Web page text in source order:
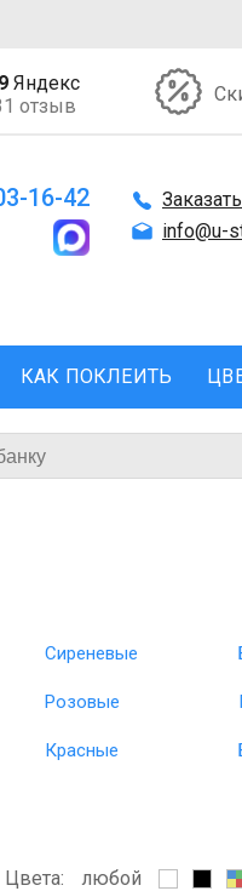
Яндекс
отзыв
16-42
info@u-
КАК ПОКЛЕИТЬ
Сиреневые
Розовые
Красные
Цвета: любой